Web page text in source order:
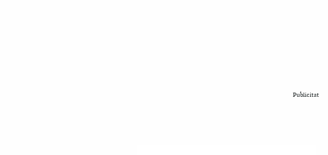
Publicitat